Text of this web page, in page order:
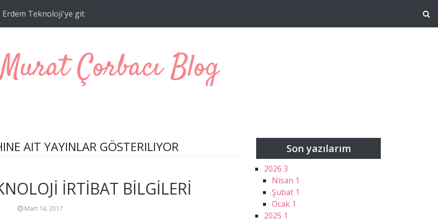
Erdem Teknoloji'ye git
Çorbacı Blog
AIT YAYINLAR GÖSTERILIYOR
İRTİBAT BİLGİLERİ
Mart 14, 2017
Son yazılarım
2026 3
Nisan 1
Şubat 1
Ocak 1
2025 1